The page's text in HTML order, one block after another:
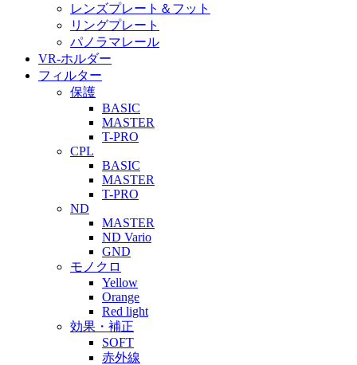
レンズプレート＆フット
リングプレート
パノラマレール
VR-ホルダー
フィルター
保護
BASIC
MASTER
T-PRO
CPL
BASIC
MASTER
T-PRO
ND
MASTER
ND Vario
GND
モノクロ
Yellow
Orange
Red light
効果・補正
SOFT
赤外線